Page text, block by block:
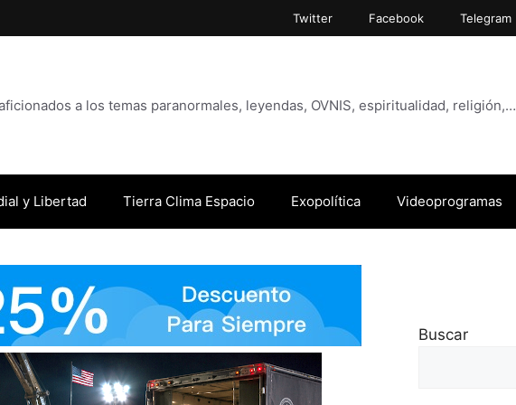
Twitter Facebook Telegram
a los temas paranormales, leyendas, OVNIS, espiritualidad, religión,…
y Libertad Tierra Clima Espacio Exopolítica Videoprogramas
Buscar